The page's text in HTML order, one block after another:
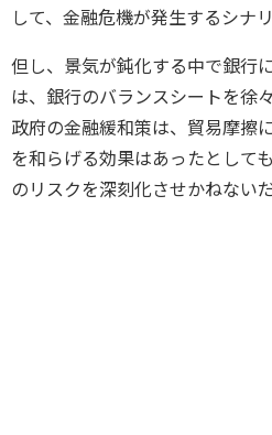
して、金融危機が発生するシナ
但し、景気が鈍化する中で銀行
は、銀行のバランスシートを徐
政府の金融緩和策は、貿易摩擦
を和らげる効果はあったとして
のリスクを深刻化させかねない